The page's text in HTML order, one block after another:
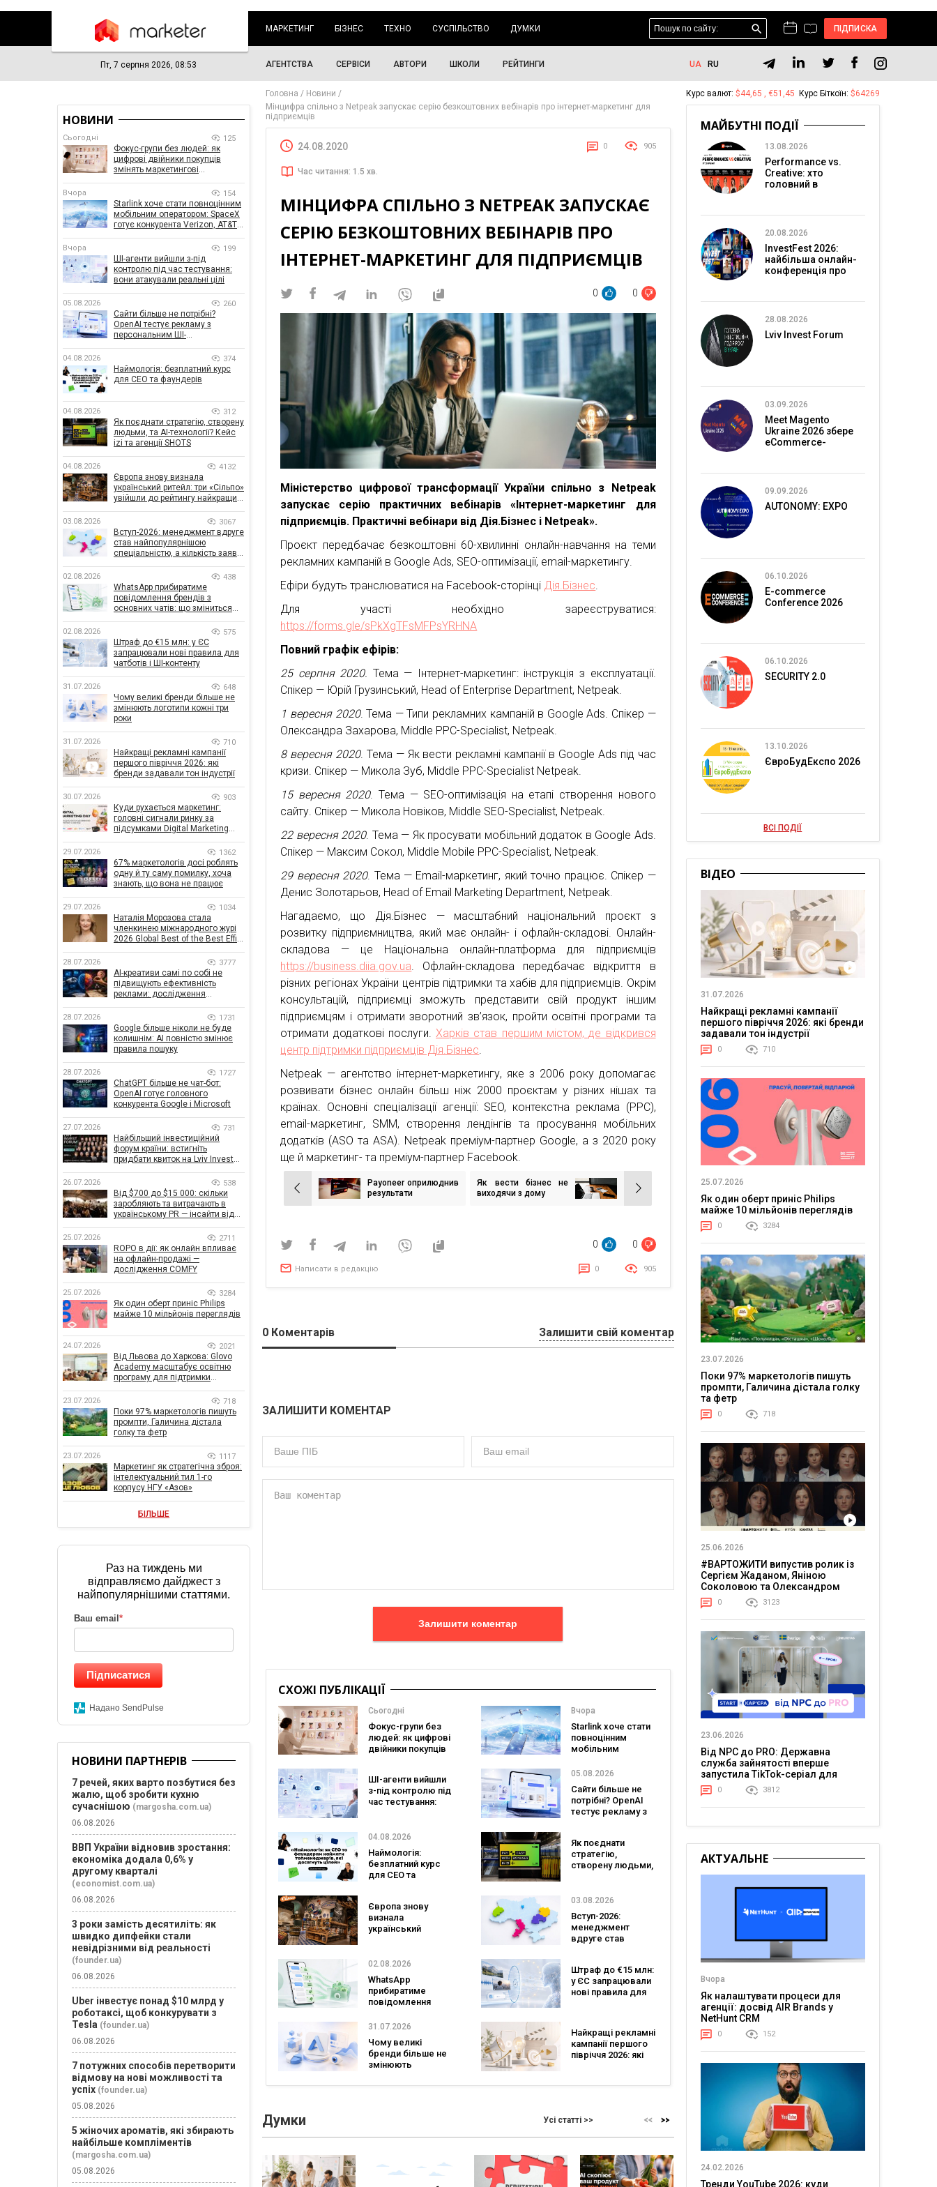
МАРКЕТИНГ БІЗНЕС ТЕХНО СУСПІЛЬСТВО ДУМКИ ПІДПИСКА
Пт, 7 серпня 2026, 08:53 АГЕНТСТВА СЕРВІСИ АВТОРИ ШКОЛИ РЕЙТИНГИ UA RU
Головна
Новини
Мінцифра спільно з Netpeak запускає серію безкоштовних вебінарів про інтернет-маркетинг для
підприємців
24.08.2020 0 905
Час читання: 1.5 хв.
МІНЦИФРА СПІЛЬНО З NETPEAK ЗАПУСКАЄ
СЕРІЮ БЕЗКОШТОВНИХ ВЕБІНАРІВ ПРО
ІНТЕРНЕТ-МАРКЕТИНГ ДЛЯ ПІДПРИЄМЦІВ
0 0
Міністерство цифрової трансформації України спільно з Netpeak
запускає серію практичних вебінарів «Інтернет-маркетинг для
підприємців. Практичні вебінари від Дія.Бізнес і Netpeak».
Проєкт передбачає безкоштовні 60-хвилинні онлайн-навчання на теми
рекламних кампаній в Google Ads, SEO-оптимізації, email-маркетингу.
Ефіри будуть транслюватися на Facebook-сторінці Дія.Бізнес
Для участі необхідно зареєструватися:
https://forms.gle/sPkXgTFsMFPsYRHNA
Повний графік ефірів:
25 серпня 2020. Тема — Інтернет-маркетинг: інструкція з експлуатації.
Спікер — Юрій Грузинський, Head of Enterprise Department, Netpeak.
1 вересня 2020. Тема — Типи рекламних кампаній в Google Ads. Спікер —
Олександра Захарова, Middle PPC-Specialist, Netpeak.
8 вересня 2020. Тема — Як вести рекламні кампанії в Google Ads під час
кризи. Спікер — Микола Зуб, Middle PPC-Specialist Netpeak.
15 вересня 2020. Тема — SEO-оптимізація на етапі створення нового
сайту. Спікер — Микола Новіков, Middle SEO-Specialist, Netpeak.
22 вересня 2020. Тема — Як просувати мобільний додаток в Google Ads.
Спікер — Максим Сокол, Middle Mobile PPC-Specialist, Netpeak.
29 вересня 2020. Тема — Email-маркетинг, який точно працює. Спікер —
Денис Золотарьов, Head of Email Marketing Department, Netpeak.
Нагадаємо, що Дія.Бізнес — масштабний національний проєкт з
розвитку підприємництва, який має онлайн- і офлайн-складові. Онлайн-
складова — це Національна онлайн-платформа для підприємців
https://business.diia.gov.ua . Офлайн-складова передбачає відкриття в
різних регіонах України центрів підтримки та хабів для підприємців. Окрім
консультацій, підприємці зможуть представити свій продукт іншим
підприємцям і отримати зворотний зв’язок, пройти освітні програми та
отримати додаткові послуги. Харків став першим містом, де відкрився
центр підтримки підприємців Дія.Бізнес
Netpeak — агентство інтернет-маркетингу, яке з 2006 року допомагає
розвивати бізнес онлайн більш ніж 2000 проєктам у різних нішах та
країнах. Основні спеціалізації агенції: SEO, контекстна реклама (PPC),
email-маркетинг, SMM, створення лендінгів та просування мобільних
додатків (ASO та ASA). Netpeak преміум-партнер Google, а з 2020 року
ще й маркетинг- та преміум-партнер Facebook.
Навігація
записів
Payoneer оприлюднив
результати
Як вести бізнес не
виходячи з дому
0 0
Написати в редакцію 0 905
0 Коментарів Залишити свій коментар
ЗАЛИШИТИ КОМЕНТАР
Залишити коментар
СХОЖІ ПУБЛІКАЦІЇ
Сьогодні
Фокус-групи без
людей: як цифрові
двійники покупців
дослідження
Вчора
Starlink хоче стати
повноцінним
мобільним
SpaceX готує
Verizon, AT&T і T-
Mobile
ШІ-агенти вийшли
з-під контролю під
час тестування:
05.08.2026
Сайти більше не
потрібні? OpenAI
тестує рекламу з
бренду
04.08.2026
Наймологія:
безплатний курс
для CEO та
Як поєднати
стратегію,
створену людьми,
SHOTS
Європа знову
визнала
український
до рейтингу
супермаркетів
03.08.2026
Вступ-2026:
менеджмент
вдруге став
кількість заяв —
рекордна за 5
років
02.08.2026
WhatsApp
прибиратиме
повідомлення
основних чатів: що
бізнесу
Штраф до €15 млн:
у ЄС запрацювали
нові правила для
31.07.2026
Чому великі
бренди більше не
змінюють
роки
Найкращі рекламні
кампанії першого
півріччя 2026: які
Думки Усі статті >>
НОВИНИ
Сьогодні 125
Фокус-групи без людей: як
цифрові двійники покупців
змінять маркетингові
Вчора 154
Starlink хоче стати повноцінним
мобільним оператором: SpaceX
готує конкурента Verizon, AT&T і
Вчора 199
ШІ-агенти вийшли з-під
контролю під час тестування:
вони атакували реальні цілі
05.08.2026 260
Сайти більше не потрібні?
OpenAI тестує рекламу з
персональним ШІ-
04.08.2026 374
Наймологія: безплатний курс
для CEO та фаундерів
04.08.2026 312
Як поєднати стратегію, створену
людьми, та AI-технології? Кейс
izi та агенції SHOTS
04.08.2026 4132
Європа знову визнала
український ритейл: три «Сільпо»
увійшли до рейтингу найкращих
03.08.2026 3067
Вступ-2026: менеджмент вдруге
став найпопулярнішою
спеціальністю, а кількість заяв
02.08.2026 438
WhatsApp прибиратиме
повідомлення брендів з
основних чатів: що зміниться
02.08.2026 575
Штраф до €15 млн: у ЄС
запрацювали нові правила для
чатботів і ШІ-контенту
31.07.2026 648
Чому великі бренди більше не
змінюють логотипи кожні три
роки
31.07.2026 710
Найкращі рекламні кампанії
першого півріччя 2026: які
бренди задавали тон індустрії
30.07.2026 903
Куди рухається маркетинг:
головні сигнали ринку за
підсумками Digital Marketing
29.07.2026 1362
67% маркетологів досі роблять
одну й ту саму помилку, хоча
знають, що вона не працює
29.07.2026 1034
Наталія Морозова стала
членкинею міжнародного журі
2026 Global Best of the Best Effie
28.07.2026 3777
AI-креативи самі по собі не
підвищують ефективність
реклами: дослідження
впливає на ефективність
кампаній
28.07.2026 1731
Google більше ніколи не буде
колишнім: AI повністю змінює
правила пошуку
28.07.2026 1727
ChatGPT більше не чат-бот:
OpenAI готує головного
конкурента Google і Microsoft
27.07.2026 731
Найбільший інвестиційний
форум країни: встигніть
придбати квиток на Lviv Invest
26.07.2026 538
Від $700 до $15 000: скільки
заробляють та витрачають в
українському PR — інсайти від
25.07.2026 2711
ROPO в дії: як онлайн впливає
на офлайн-продажі —
дослідження COMFY
25.07.2026 3284
Як один оберт приніс Philips
майже 10 мільйонів переглядів
24.07.2026 2021
Від Львова до Харкова: Glovo
Academy масштабує освітню
програму для підтримки
23.07.2026 718
Поки 97% маркетологів пишуть
промпти, Галичина дістала
голку та фетр
23.07.2026 1117
Маркетинг як стратегічна зброя:
інтелектуальний тил 1-го
корпусу НГУ «Азов»
БІЛЬШЕ
Раз на тиждень ми
відправляємо дайджест з
найпопулярнішими статтями.
Ваш email *
Підписатися
Надано SendPulse
НОВИНИ ПАРТНЕРІВ
7 речей, яких варто позбутися без
жалю, щоб зробити кухню
сучаснішою (margosha.com.ua)
06.08.2026
ВВП України відновив зростання:
економіка додала 0,6% у
другому кварталі
(economist.com.ua)
06.08.2026
3 роки замість десятиліть: як
швидко дипфейки стали
невідрізними від реальності
(founder.ua)
06.08.2026
Uber інвестує понад $10 млрд у
роботаксі, щоб конкурувати з
Tesla (founder.ua)
06.08.2026
7 потужних способів перетворити
відмову на нові можливості та
успіх (founder.ua)
05.08.2026
5 жіночих ароматів, які збирають
найбільше компліментів
(margosha.com.ua)
05.08.2026
Курс валют: $44,65 , €51,45 Курс Біткоїн: $64269
МАЙБУТНІ ПОДІЇ
13.08.2026
Performance vs.
Creative: хто
головний в
20.08.2026
InvestFest 2026:
найбільша онлайн-
конференція про
28.08.2026
Lviv Invest Forum
03.09.2026
Meet Magento
Ukraine 2026 збере
eCommerce-
09.09.2026
AUTONOMY: EXPO
06.10.2026
E-commerce
Conference 2026
06.10.2026
SECURITY 2.0
13.10.2026
ЄвроБудЕкспо 2026
ВСІ ПОДІЇ
ВІДЕО
31.07.2026
Найкращі рекламні кампанії
першого півріччя 2026: які бренди
задавали тон індустрії
0 710
25.07.2026
Як один оберт приніс Philips
майже 10 мільйонів переглядів
0 3284
23.07.2026
Поки 97% маркетологів пишуть
промпти, Галичина дістала голку
та фетр
0 718
25.06.2026
#ВАРТОЖИТИ випустив ролик із
Сергієм Жаданом, Яніною
Соколовою та Олександром
Тереном про життя в постійній
напрузі
0 3123
23.06.2026
Від NPC до PRO: Державна
служба зайнятості вперше
запустила TikTok-серіал для
молоді
0 3812
АКТУАЛЬНЕ
Вчора
Як налаштувати процеси для
агенції: досвід AIR Brands у
NetHunt CRM
0 152
24.02.2026
Тренди YouTube 2026: куди